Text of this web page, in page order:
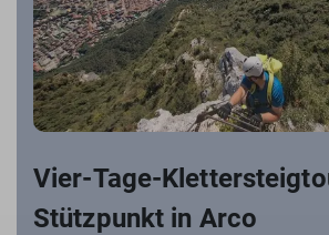
Vier-Tage-
Stützpunkt in Arco